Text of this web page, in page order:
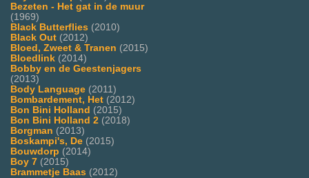
Bezeten - Het gat in de muur
(1969)
Black Butterflies (2010)
Black Out (2012)
Bloed, Zweet & Tranen (2015)
Bloedlink (2014)
Bobby en de Geestenjagers
(2013)
Body Language (2011)
Bombardement, Het (2012)
Bon Bini Holland (2015)
Bon Bini Holland 2 (2018)
Borgman (2013)
Boskampi's, De (2015)
Bouwdorp (2014)
Boy 7 (2015)
Brammetje Baas (2012)